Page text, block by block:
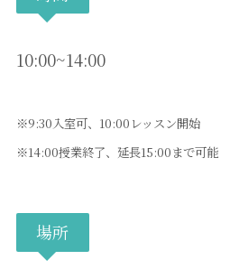
10:00~14:00
※9:30入室可、10:00レッスン開始
※14:00授業終了、延長15:00まで可能
場所